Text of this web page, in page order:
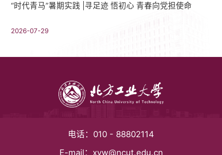
“时代青马”暑期实践 |寻足迹 悟初心 青春向党担使命
2026-07-29
电话： 010 - 88802114
E-mail： xyw@ncut.edu.cn